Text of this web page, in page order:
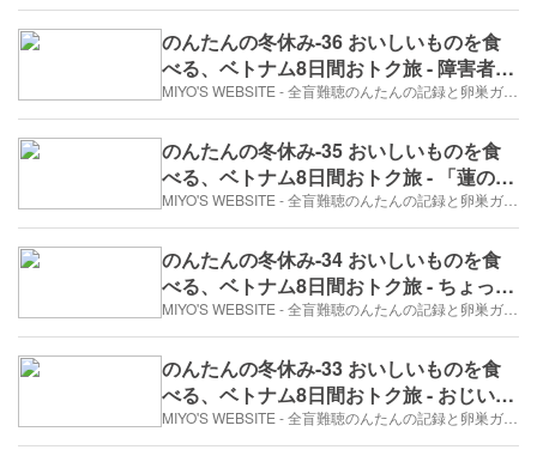
のんたんの冬休み-36 おいしいものを食
べる、ベトナム8日間おトク旅 - 障害者い
じめ（3日目）
のんたんの冬休み-35 おいしいものを食
べる、ベトナム8日間おトク旅 - 「蓮の
花」でベトナム料理（3日目）
のんたんの冬休み-34 おいしいものを食
べる、ベトナム8日間おトク旅 - ちょっと
休憩。（2017年12月26日/3日め）
のんたんの冬休み-33 おいしいものを食
べる、ベトナム8日間おトク旅 - おじいさ
んと水牛（2017年12月26日/3日め）